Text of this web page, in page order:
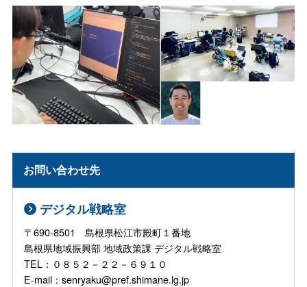
お問い合わせ先
デジタル戦略室
〒690-8501 島根県松江市殿町１番地
島根県地域振興部 地域政策課 デジタル戦略室
TEL：０８５２－２２－６９１０
E-mail：senryaku@pref.shimane.lg.jp